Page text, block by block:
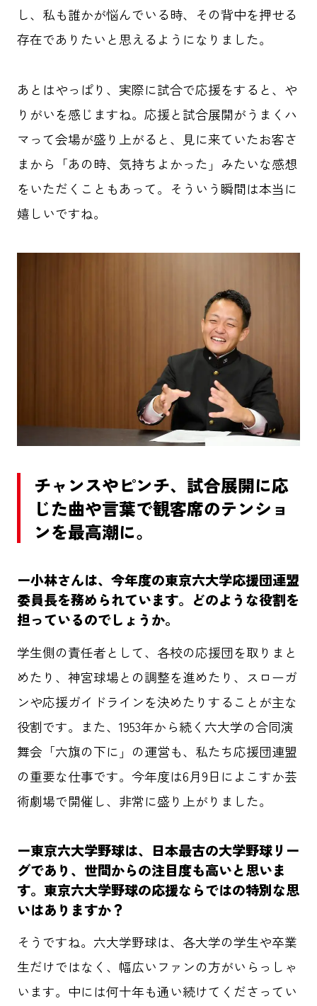
し、私も誰かが悩んでいる時、その背中を押せる
存在でありたいと思えるようになりました。
あとはやっぱり、実際に試合で応援をすると、や
りがいを感じますね。応援と試合展開がうまくハ
マって会場が盛り上がると、見に来ていたお客さ
まから「あの時、気持ちよかった」みたいな感想
をいただくこともあって。そういう瞬間は本当に
嬉しいですね。
チャンスやピンチ、試合展開に応
じた曲や言葉で観客席のテンショ
ンを最高潮に。
ー小林さんは、今年度の東京六大学応援団連盟
委員長を務められています。どのような役割を
担っているのでしょうか。
学生側の責任者として、各校の応援団を取りまと
めたり、神宮球場との調整を進めたり、スローガ
ンや応援ガイドラインを決めたりすることが主な
役割です。また、1953年から続く六大学の合同演
舞会「六旗の下に」の運営も、私たち応援団連盟
の重要な仕事です。今年度は6月9日によこすか芸
術劇場で開催し、非常に盛り上がりました。
ー東京六大学野球は、日本最古の大学野球リー
グであり、世間からの注目度も高いと思いま
す。東京六大学野球の応援ならではの特別な思
いはありますか？
そうですね。六大学野球は、各大学の学生や卒業
生だけではなく、幅広いファンの方がいらっしゃ
います。中には何十年も通い続けてくださってい